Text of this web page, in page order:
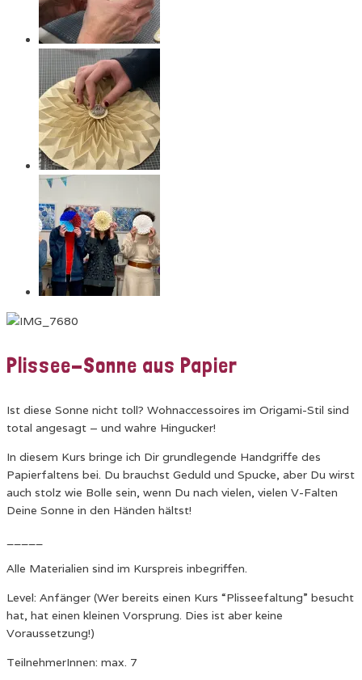
Plissee-Sonne aus Papier
Ist diese Sonne nicht toll? Wohnaccessoires im Origami-Stil sind
total angesagt – und wahre Hingucker!
In diesem Kurs bringe ich Dir grundlegende Handgriffe des
Papierfaltens bei. Du brauchst Geduld und Spucke, aber Du wirst
auch stolz wie Bolle sein, wenn Du nach vielen, vielen V-Falten
Deine Sonne in den Händen hältst!
Alle Materialien sind im Kurspreis inbegriffen.
Level: Anfänger (Wer bereits einen Kurs “Plisseefaltung” besucht
hat, hat einen kleinen Vorsprung. Dies ist aber keine
Voraussetzung!)
TeilnehmerInnen: max. 7